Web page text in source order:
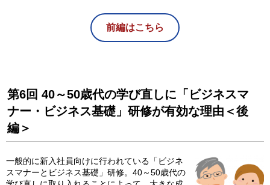
前編はこちら
第6回 40～50歳代の学び直しに「ビジネスマ
ナー・ビジネス基礎」研修が有効な理由＜後
編＞
一般的に新入社員向けに行われている「ビジネ
スマナーとビジネス基礎」研修。40～50歳代の